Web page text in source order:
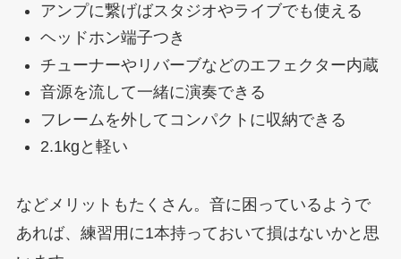
アンプに繋げばスタジオやライブでも使える
ヘッドホン端子つき
チューナーやリバーブなどのエフェクター内蔵
音源を流して一緒に演奏できる
フレームを外してコンパクトに収納できる
2.1kgと軽い
などメリットもたくさん。音に困っているようで
あれば、練習用に1本持っておいて損はないかと思